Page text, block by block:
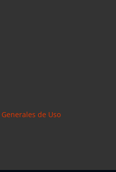
de Uso